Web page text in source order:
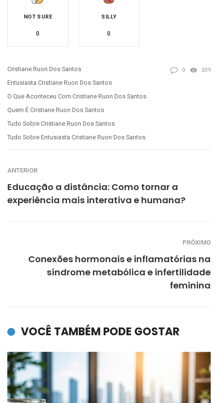
NOT SURE
0
SILLY
0
Cristiane Ruon Dos Santos
Entusiasta Cristiane Ruon Dos Santos
O Que Aconteceu Com Cristiane Ruon Dos Santos
Quem É Cristiane Ruon Dos Santos
Tudo Sobre Cristiane Ruon Dos Santos
Tudo Sobre Entusiasta Cristiane Ruon Dos Santos
0 209
ANTERIOR
Educação a distância: Como tornar a
experiência mais interativa e humana?
PRÓXIMO
Conexões hormonais e inflamatórias na
síndrome metabólica e infertilidade
feminina
VOCÊ TAMBÉM PODE GOSTAR